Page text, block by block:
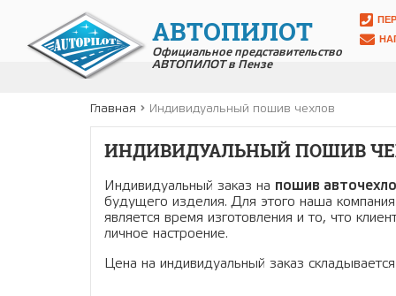
АВТОПИЛОТ
Официальное представительство
АВТОПИЛОТ в Пензе
Главная Индивидуальный пошив чехлов
ИНДИВИДУАЛЬНЫЙ ПОШИВ
Индивидуальный заказ на пошив
будущего изделия. Для этого наша
является время изготовления и то, что
личное настроение.
Цена на индивидуальный заказ